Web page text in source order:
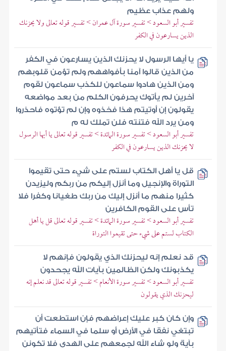
ولهم عذاب عظيم
تفسير أبو السعود > تفسير سورة آل عمران > تفسير قوله تعالى ولا يحزنك
الذين يسارعون في الكفر
يا أيها الرسول لا يحزنك الذين يسارعون في الكفر
من الذين قالوا آمنا بأفواههم ولم تؤمن قلوبهم
ومن الذين هادوا سماعون للكذب سماعون لقوم
آخرين لم يأتوك يحرفون الكلم من بعد مواضعه
يقولون إن أوتيتم هذا فخذوه وإن لم تؤتوه فاحذروا
ومن يرد الله فتنته فلن تملك له م
تفسير أبو السعود > تفسير سورة المائدة > تفسير قوله تعالى يا أيها الرسول
لا يحزنك الذين يسارعون في الكفر
قل يا أهل الكتاب لستم على شيء حتى تقيموا
التوراة والإنجيل وما أنزل إليكم من ربكم وليزيدن
كثيرا منهم ما أنزل إليك من ربك طغيانا وكفرا فلا
تأس على القوم الكافرين
تفسير أبو السعود > تفسير سورة المائدة > تفسير قوله تعالى قل يا أهل
الكتاب لستم على شيء حتى تقيموا التوراة
قد نعلم إنه ليحزنك الذي يقولون فإنهم لا
يكذبونك ولكن الظالمين بآيات الله يجحدون
تفسير أبو السعود > تفسير سورة الأنعام > تفسير قوله تعالى قد نعلم إنه
ليحزنك الذي يقولون
وإن كان كبر عليك إعراضهم فإن استطعت أن
تبتغي نفقا في الأرض أو سلما في السماء فتأتيهم
بآية ولو شاء الله لجمعهم على الهدى فلا تكونن